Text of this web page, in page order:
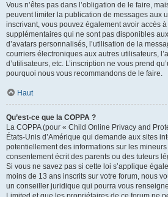
Vous n’êtes pas dans l’obligation de le faire,
peuvent limiter la publication de messages aux
inscrivant, vous pouvez également avoir accès
supplémentaires qui ne sont pas disponibles
d’avatars personnalisés, l’utilisation de la
courriers électroniques aux autres utilisateurs,
d’utilisateurs, etc. L’inscription ne vous prend
pourquoi nous vous recommandons de le faire.
Haut
Qu’est-ce que la COPPA ?
La COPPA (pour « Child Online Privacy and
États-Unis d’Amérique qui demande aux sites
potentiellement des informations sur les
consentement écrit des parents ou des tuteurs
Si vous ne savez pas si cette loi s’applique
moins de 13 ans inscrits sur votre forum, nous
un conseiller juridique qui pourra vous